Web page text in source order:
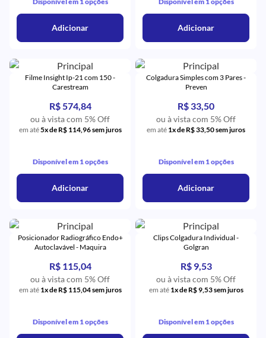
Adicionar Adicionar
Filme Insight Ip-21 com 150 -
Carestream
R$ 574,84
ou à vista com 5% Off
em até5x de R$ 114,96 sem juros
Disponível em 1 opções
Adicionar
Colgadura Simples com 3 Pares -
Preven
R$ 33,50
ou à vista com 5% Off
em até 1x de R$ 33,50 sem juros
Disponível em 1 opções
Adicionar
Posicionador Radiográfico Endo+
Autoclavável - Maquira
R$ 115,04
ou à vista com 5% Off
em até 1x de R$ 115,04 sem juros
Disponível em 1 opções
Clips Colgadura Individual -
Golgran
R$ 9,53
ou à vista com 5% Off
em até 1x de R$ 9,53 sem juros
Disponível em 1 opções